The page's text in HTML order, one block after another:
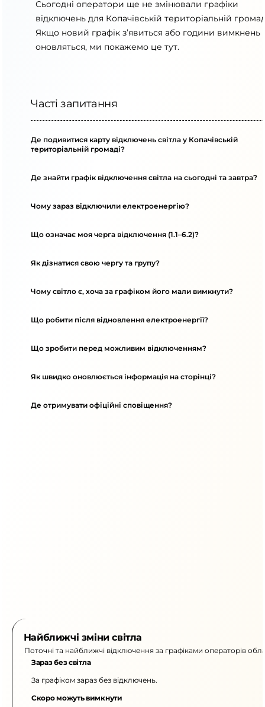
Сьогодні оператори ще не змінювали графіки
відключень для Копачівській територіальній
Якщо новий графік з’явиться або години вимкнень
оновляться, ми покажемо це тут.
Часті запитання
Де подивитися карту відключень світла у Копачівській
територіальній громаді?
Де знайти графік відключення світла на сьогодні та завтра?
Чому зараз відключили електроенергію?
Що означає моя черга відключення (1.1–6.2)?
Як дізнатися свою чергу та групу?
Чому світло є, хоча за графіком його мали вимкнути?
Що робити після відновлення електроенергії?
Що зробити перед можливим відключенням?
Як швидко оновлюється інформація на сторінці?
Де отримувати офіційні сповіщення?
Найближчі зміни світла
Поточні та найближчі відключення за графіками операторів
Зараз без світла
За графіком зараз без відключень.
Скоро можуть вимкнути